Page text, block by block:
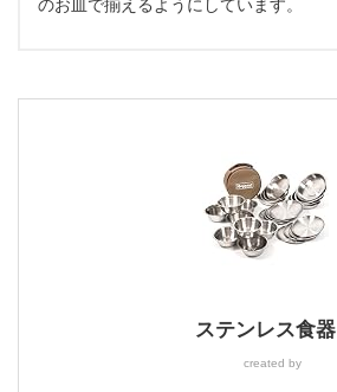
のお皿で揃えるようにしています。
ステンレス食器
created by